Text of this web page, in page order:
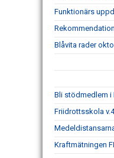
Funktionärs
Blåvita rader
Bli stödmedlem i
Friidrottsskola
Kraftmätningen